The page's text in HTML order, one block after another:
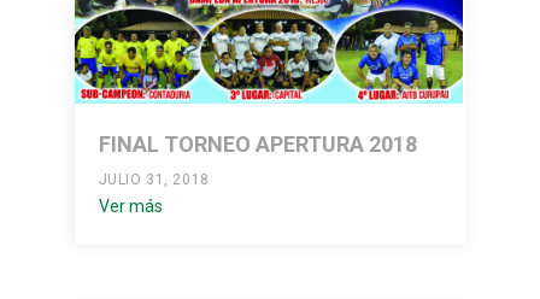
FINAL TORNEO APERTURA 2018
JULIO 31, 2018
Ver más